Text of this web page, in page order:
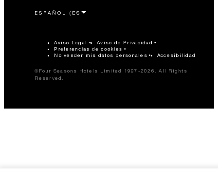
Aviso Legal Aviso de Privacidad
Preferencias de cookies
No vender mis datos personales Accesibilidad
©Four Seasons Hotels Limited 1997-2026. All Rights
Reserved.